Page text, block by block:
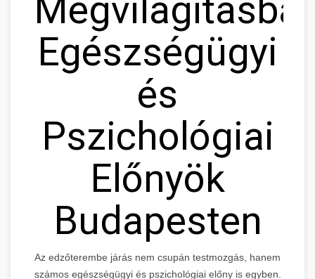
Egészségügyi
és
Pszichológiai
Előnyök
Budapesten
Az edzőterembe járás nem csupán testmozgás, hanem
számos egészségügyi és pszichológiai előny is egyben.